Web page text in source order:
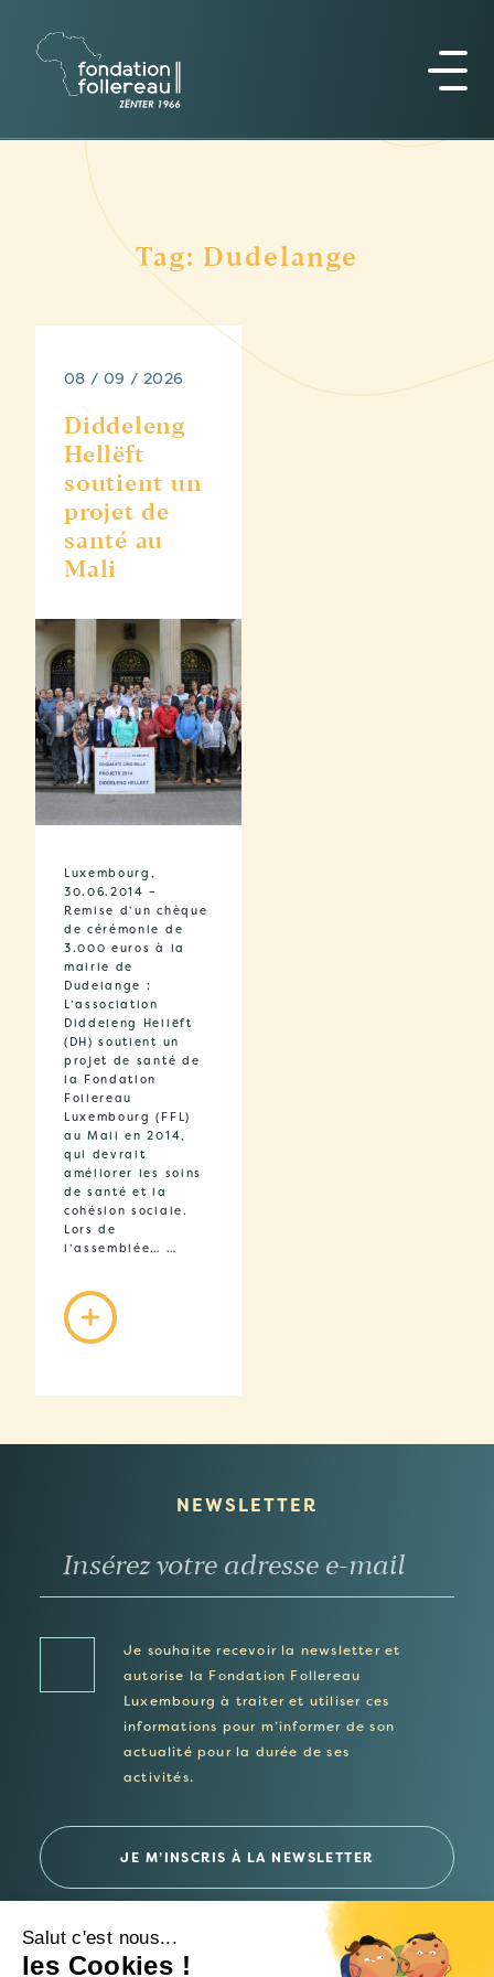
Tag: Dudelange
08 / 09 / 2026
Diddeleng
Hellëft
soutient un
projet de
santé au
Mali
Luxembourg,
30.06.2014 –
Remise d’un chèque
de cérémonie de
3.000 euros à la
mairie de
Dudelange :
L’association
Diddeleng Hellëft
(DH) soutient un
projet de santé de
la Fondation
Follereau
Luxembourg (FFL)
au Mali en 2014,
qui devrait
améliorer les soins
de santé et la
cohésion sociale.
Lors de
l’assemblée… …
NEWSLETTER
Je souhaite recevoir la newsletter et
autorise la Fondation Follereau
Luxembourg à traiter et utiliser ces
informations pour m’informer de son
actualité pour la durée de ses
activités.
Salut c'est nous...
les Cookies !